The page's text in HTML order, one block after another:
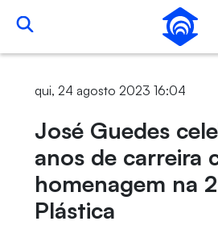
Pular para o Conteúdo principal
qui, 24 agosto 2023 16:04
José Guedes
anos de carreira
homenagem na
Plástica